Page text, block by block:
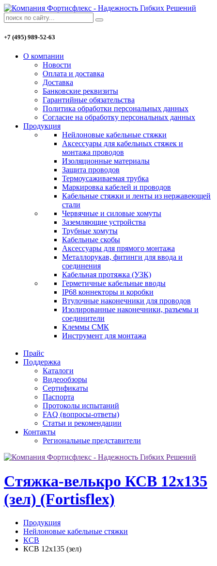
+7 (495) 989-52-63
О компании
Новости
Оплата и доставка
Доставка
Банковские реквизиты
Гарантийные обязательства
Политика обработки персональных данных
Согласие на обработку персональных данных
Продукция
Нейлоновые кабельные стяжки
Аксессуары для кабельных стяжек и
монтажа проводов
Изоляционные материалы
Защита проводов
Термоусаживаемая трубка
Маркировка кабелей и проводов
Кабельные стяжки и ленты из нержавеющей
стали
Червячные и силовые хомуты
Заземляющие устройства
Трубные хомуты
Кабельные скобы
Аксессуары для прямого монтажа
Металлорукав, фитинги для ввода и
соединения
Кабельная протяжка (УЗК)
Герметичные кабельные вводы
IP68 коннекторы и коробки
Втулочные наконечники для проводов
Изолированные наконечники, разъемы и
соединители
Клеммы СМК
Инструмент для монтажа
Прайс
Поддержка
Каталоги
Видеообзоры
Сертификаты
Паспорта
Протоколы испытаний
FAQ (вопросы-ответы)
Статьи и рекомендации
Контакты
Региональные представители
Стяжка-велькро КСВ 12х135
(зел) (Fortisflex)
Продукция
Нейлоновые кабельные стяжки
КСВ
КСВ 12х135 (зел)